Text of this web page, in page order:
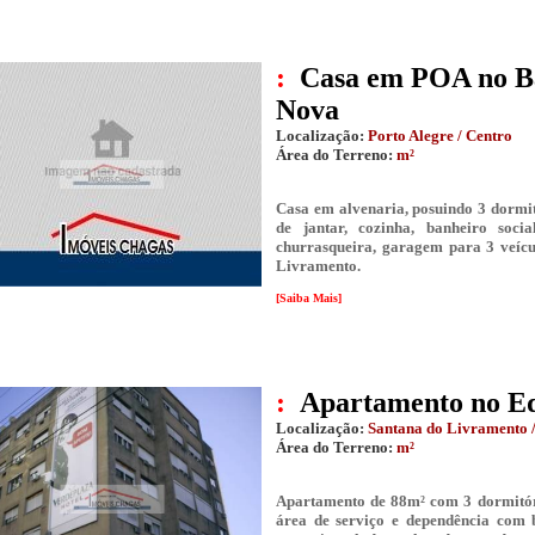
: Casa em POA no
Nova
Localização: Porto Alegre / Centro
Área do Terreno: m²
Casa em alvenaria, posuindo 3
de jantar, cozinha, banheiro
churrasqueira, garagem para 3
Livramento.
[Saiba Mais]
: Apartamento no
Localização: Santana do Livramento
Área do Terreno: m²
Apartamento de 88m² com 3
área de serviço e dependência